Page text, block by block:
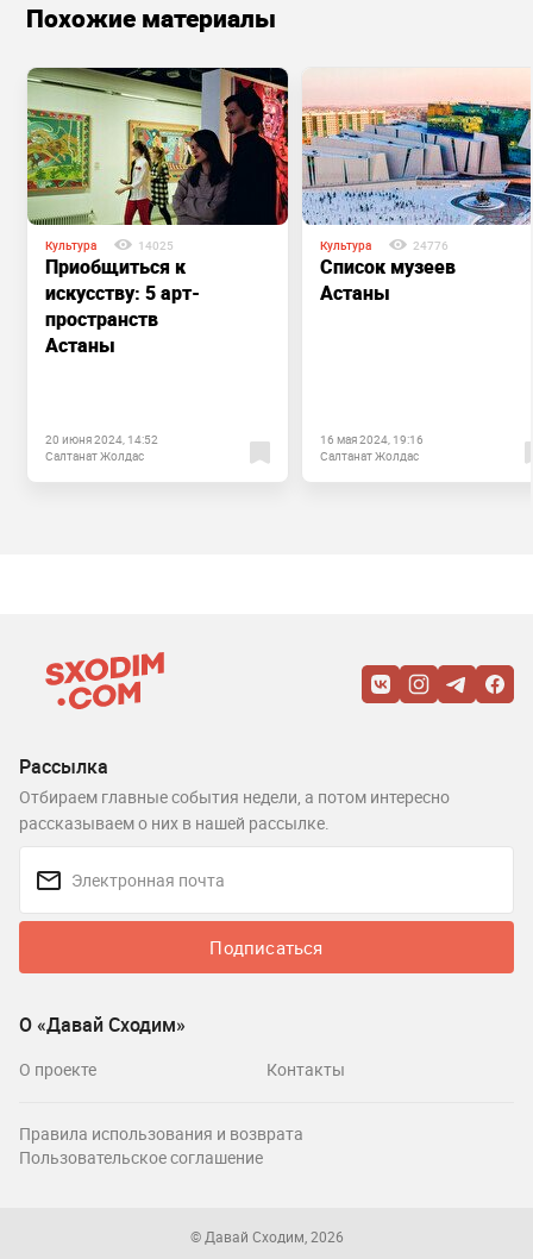
Похожие материалы
Культура 14025
Приобщиться к
искусству: 5 арт-
пространств
Астаны
20 июня 2024, 14:52
Салтанат Жолдас
Культура 24776
Список музеев
Астаны
16 мая 2024, 19:16
Салтанат Жолдас
Рассылка
Отбираем главные события недели, а потом интересно
рассказываем о них в нашей рассылке.
Подписаться
О «Давай Сходим»
О проекте Контакты
Правила использования и возврата
Пользовательское соглашение
© Давай Сходим, 2026